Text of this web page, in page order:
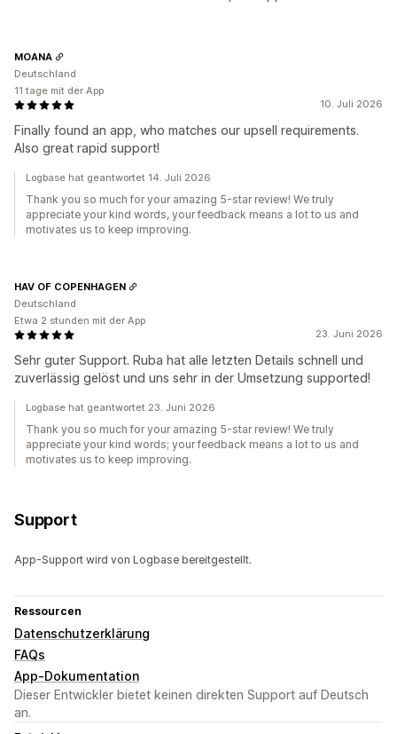
10. Juli 2026
Finally found an app, who matches our upsell requirements.
Also great rapid support!
MOANA
Deutschland
11 tage mit der App
Logbase hat geantwortet 14. Juli 2026
Thank you so much for your amazing 5-star review! We truly
appreciate your kind words, your feedback means a lot to us and
motivates us to keep improving.
23. Juni 2026
Sehr guter Support. Ruba hat alle letzten Details schnell und
zuverlässig gelöst und uns sehr in der Umsetzung supported!
HAV OF COPENHAGEN
Deutschland
Etwa 2 stunden mit der App
Logbase hat geantwortet 23. Juni 2026
Thank you so much for your amazing 5-star review! We truly
appreciate your kind words; your feedback means a lot to us and
motivates us to keep improving.
Support
App-Support wird von Logbase bereitgestellt.
Ressourcen
Datenschutzerklärung
FAQs
App-Dokumentation
Dieser Entwickler bietet keinen direkten Support auf Deutsch
an.